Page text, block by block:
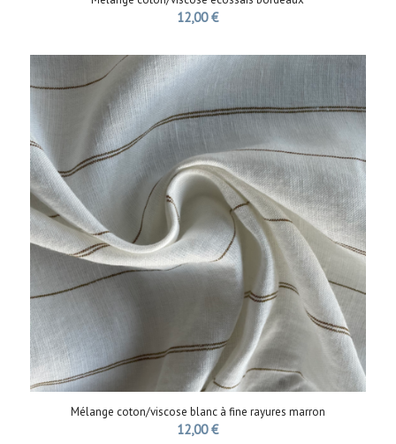
12,00€
Mélange coton/viscose blanc à fine rayures marron
12,00€